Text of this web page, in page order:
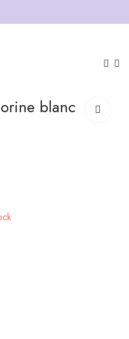
Boucles d’oreilles
Aqua Ciel
Collier Rose D'amour
blanc